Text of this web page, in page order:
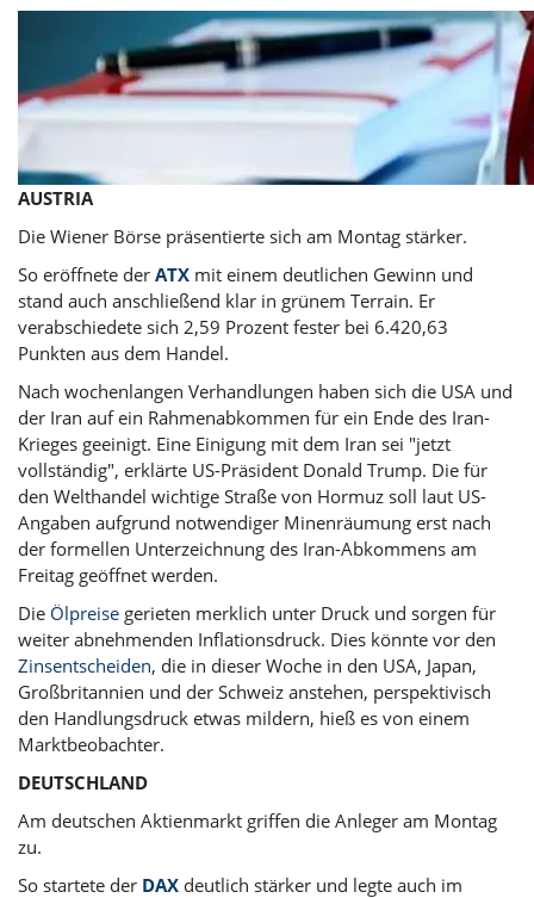
AUSTRIA
Die Wiener Börse präsentierte sich am Montag stärker.
So eröffnete der ATX mit einem deutlichen Gewinn und
stand auch anschließend klar in grünem Terrain. Er
verabschiedete sich 2,59 Prozent fester bei 6.420,63
Punkten aus dem Handel.
Nach wochenlangen Verhandlungen haben sich die USA und
der Iran auf ein Rahmenabkommen für ein Ende des Iran-
Krieges geeinigt. Eine Einigung mit dem Iran sei "jetzt
vollständig", erklärte US-Präsident Donald Trump. Die für
den Welthandel wichtige Straße von Hormuz soll laut US-
Angaben aufgrund notwendiger Minenräumung erst nach
der formellen Unterzeichnung des Iran-Abkommens am
Freitag geöffnet werden.
Die Ölpreise gerieten merklich unter Druck und sorgen für
weiter abnehmenden Inflationsdruck. Dies könnte vor den
Zinsentscheiden, die in dieser Woche in den USA, Japan,
Großbritannien und der Schweiz anstehen, perspektivisch
den Handlungsdruck etwas mildern, hieß es von einem
Marktbeobachter.
DEUTSCHLAND
Am deutschen Aktienmarkt griffen die Anleger am Montag
zu.
So startete der DAX deutlich stärker und legte auch im